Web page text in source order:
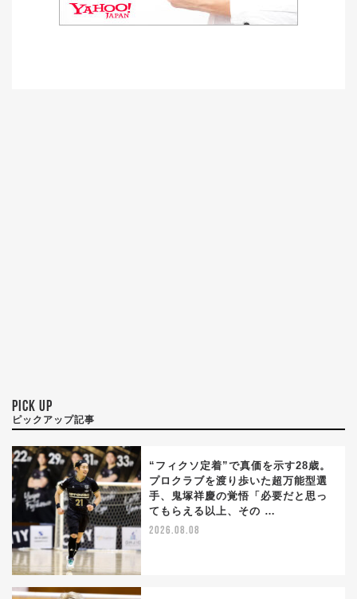
PICK UP
ピックアップ記事
“フィクソ定着”で真価を示す28歳。
プロクラブを渡り歩いた超万能型選
手、鬼塚祥慶の覚悟「必要だと思っ
てもらえる以上、その …
2026.08.08